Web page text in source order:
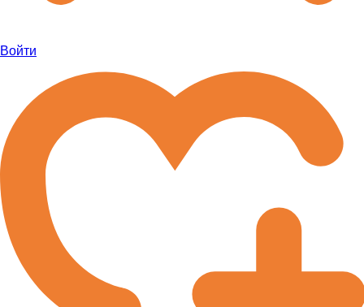
Войти